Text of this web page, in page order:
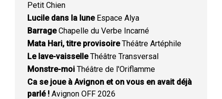
Petit Chien
Lucile dans la luneEspace Alya
BarrageChapelle du Verbe Incarné
Mata Hari, titre provisoireThéâtre Artéphile
Le lave-vaisselleThéâtre Transversal
Monstre-moi Théâtre de l'Oriflamme
Ca se joue à Avignon et on vous en avait déjà
parlé ! Avignon OFF 2026